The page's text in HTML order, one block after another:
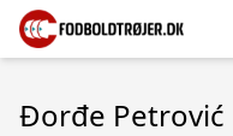
Đorđe Petrović